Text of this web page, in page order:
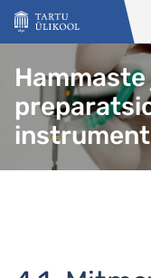
Liigu edasi põhisisu